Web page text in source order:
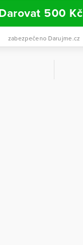
500 Kč
zabezpečeno Darujme.cz